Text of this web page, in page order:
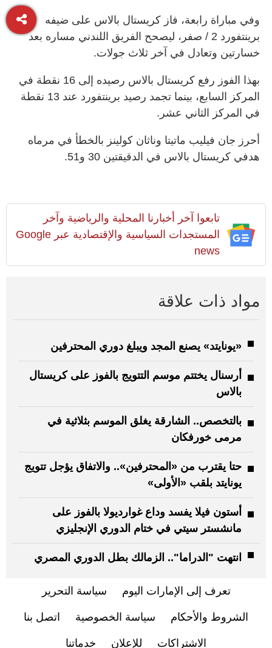
وفي مباراة رابعة، فاز كريستال بالاس على ضيفه
برينتفورد 2 / صفر، ليصحح الفريق اللندني مساره بعد
خسارتين وتعادل في آخر ثلاث جولات.
بهذا الفوز رفع كريستال بالاس رصيده إلى 16 نقطة في
المركز السابع، بينما تجمد رصيد برينتفورد عند 13 نقطة
في المركز الثاني عشر.
أحرز جان فيليب ماتيتا وناثان كولينز بالخطأ في مرماه
هدفي كريستال بالاس في الدقيقتين 30 و51.
تابعوا آخر أخبارنا المحلية والرياضية وآخر
المستجدات السياسية والإقتصادية عبر Google
news
مواد ذات علاقة
«يونايتد» يصنع المجد ويبلغ دوري المحترفين
أرسنال يختتم موسم التتويج بالفوز على كريستال
بالاس
بالتخصص.. الشارقة يغلق الموسم بثلاثية في
مرمى خورفكان
حتا يقترب من «المحترفين».. والاتفاق يؤجل تتويج
يونايتد بلقب «الأولى»
أستون فيلا يفسد وداع غوارديولا بالفوز على
مانشستر سيتي في ختام الدوري الإنجليزي
انتهت "الدراما".. الزمالك بطل الدوري المصري
تعرف إلى الإمارات اليوم سياسة التحرير
الشروط والأحكام سياسة الخصوصية اتصل بنا
الاشتراكات للإعلان خدماتنا